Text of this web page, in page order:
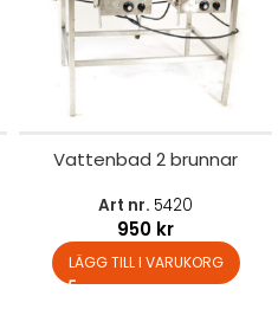
Vattenbad 2 brunnar
Art nr. 5420
950 kr
LÄGG TILL I VARUKORG